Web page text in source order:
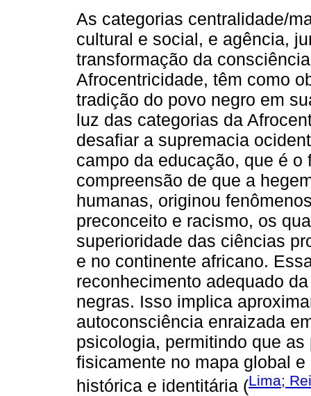
As categorias centralidade/
cultural e social, e agência,
transformação da
Afrocentricidade, têm como
tradição do povo negro em
luz das categorias da
desafiar a supremacia
campo da educação, que é
compreensão de que a
humanas, originou
preconceito e racismo, os
superioridade das ciências
e no continente africano.
reconhecimento adequado
negras. Isso implica
autoconsciência enraizada
psicologia, permitindo que
fisicamente no mapa global
histórica e identitária (Lima;